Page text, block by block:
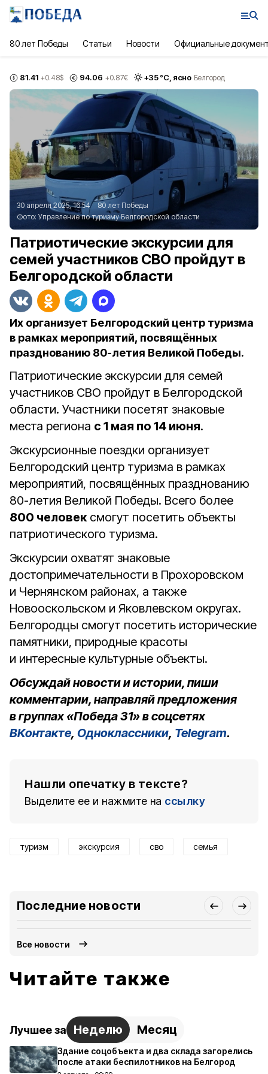
80 лет Победы Статьи Новости Официальные
81.41 +0.48$ 94.06 +0.87€ +35°С, ясно Белгород
30 апреля 2025, 16:54
80 лет Победы
Фото: Управление по туризму Белгородской области
Патриотические экскурсии для
семей участников СВО пройдут в
Белгородской области
Их организует Белгородский центр туризма
в рамках мероприятий, посвящённых
празднованию 80-летия Великой Победы.
Патриотические экскурсии для семей
участников СВО пройдут в Белгородской
области. Участники посетят знаковые
места региона с 1 мая по 14 июня.
Экскурсионные поездки организует
Белгородский центр туризма в рамках
мероприятий, посвящённых празднованию
80-летия Великой Победы. Всего более
800 человексмогут посетить объекты
патриотического туризма.
Экскурсии охватят знаковые
достопримечательности в Прохоровском
и Чернянском районах, а также
Новооскольском и Яковлевском округах.
Белгородцы смогут посетить исторические
памятники, природные красоты
и интересные культурные объекты.
Обсуждай новости и истории, пиши
комментарии, направляй предложения
в группах «Победа 31» в соцсетях
ВКонтакте, Одноклассники, Telegram.
Нашли опечатку в тексте?
Выделите ее и нажмите на ссылку
туризм экскурсия сво семья
Последние новости
Все новости
Читайте также
Лучшее за Неделю Месяц
Здание соцобъекта и два склада загорелись
после атаки беспилотников на Белгород